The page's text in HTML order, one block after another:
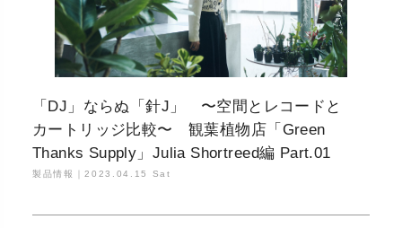
「DJ」ならぬ「針J」 〜空間とレコードと
カートリッジ比較〜 観葉植物店「Green
Thanks Supply」Julia Shortreed編 Part.01
製品情報｜2023.04.15 Sat